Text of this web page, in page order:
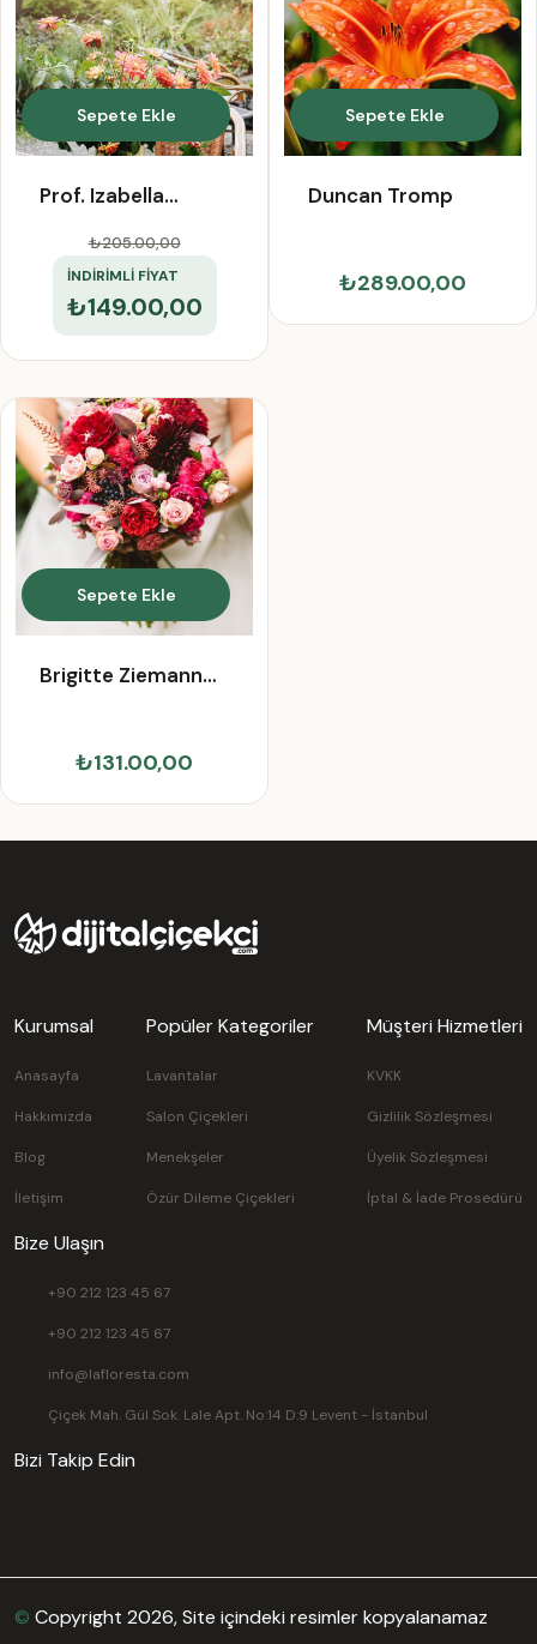
Sepete Ekle
Prof. Izabella
₺205.00,00
İNDİRİMLİ FİYAT
₺149.00,00
Sepete Ekle
Duncan Tromp
₺289.00,00
Sepete Ekle
Brigitte Ziemann
₺131.00,00
Kurumsal
Anasayfa
Hakkımızda
Blog
İletişim
Popüler Kategoriler
Lavantalar
Salon Çiçekleri
Menekşeler
Özür Dileme Çiçekleri
Müşteri Hizmetleri
KVKK
Gizlilik Sözleşmesi
Üyelik Sözleşmesi
İptal & İade Prosedürü
Bize Ulaşın
+90 212 123 45 67
+90 212 123 45 67
info@lafloresta.com
Çiçek Mah. Gül Sok. Lale Apt. No:14 D:9 Levent - İstanbul
Bizi Takip Edin
© Copyright 2026, Site içindeki resimler kopyalanamaz